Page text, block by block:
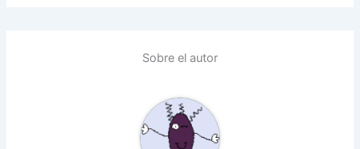
Sobre el autor